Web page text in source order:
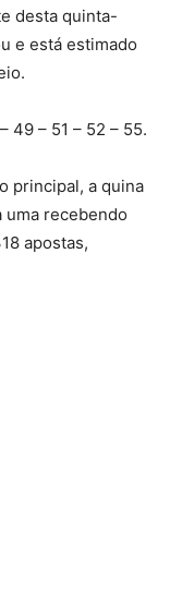
desta quinta-
e está estimado
49 – 51 – 52 – 55.
principal, a quina
uma recebendo
apostas,